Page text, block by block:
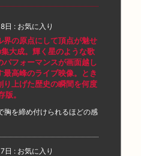
日 : お気に入り
界の原点にして頂点が魅せ
大成。輝く星のような歌
パフォーマンスが画面越し
最高峰のライブ映像。とき
り上げた歴史の瞬間を何度
。
胸を締め付けられるほどの感
日 : お気に入り